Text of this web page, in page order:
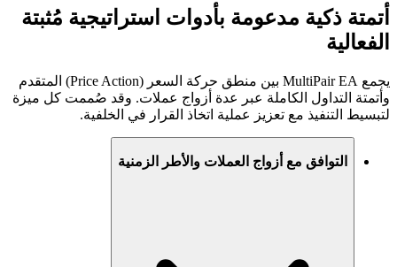
أتمتة ذكية مدعومة بأدوات استراتيجية مُثبتة
الفعالية
يجمع MultiPair EA بين منطق حركة السعر (Price Action) المتقدم
وأتمتة التداول الكاملة عبر عدة أزواج عملات. وقد صُممت كل ميزة
لتبسيط التنفيذ مع تعزيز عملية اتخاذ القرار في الخلفية.
التوافق مع أزواج العملات والأطر الزمنية